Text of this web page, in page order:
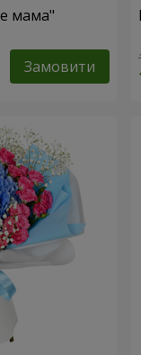
мама"
Замовити